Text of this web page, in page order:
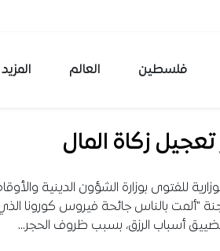
فلسطين العالم المزيد
تعجيل زكاة المال
للفتوى بوزارة الشؤون الدينية
"ألمت بالناس جائحة فيروس كورونا
أسباب الرزق، بسبب ظروف الحجر…